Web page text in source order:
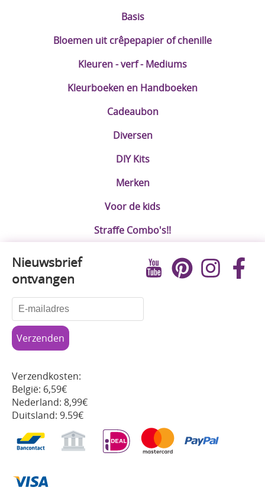
Basis
Bloemen uit crêpepapier of chenille
Kleuren - verf - Mediums
Kleurboeken en Handboeken
Cadeaubon
Diversen
DIY Kits
Merken
Voor de kids
Straffe Combo's!!
Nieuwsbrief
ontvangen
Verzendkosten:
België: 6,59€
Nederland: 8,99€
Duitsland: 9.59€